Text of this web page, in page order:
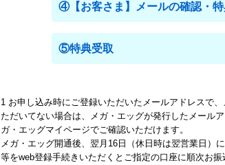
④【お客さま】メールの確認・
⑤特典受取
1 お申し込み時にご登録いただいたメールアドレスで
ただいてない場合は、メガ・エッグが発行したメール
ガ・エッグマイページでご確認いただけます。
メガ・エッグ開通後、翌月16日（休日時は翌営業日）
等をweb登録手続きいただくとご指定の口座に順次お